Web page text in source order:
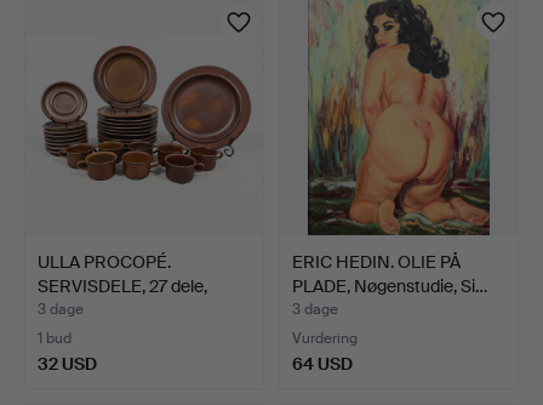
ULLA PROCOPÉ.
SERVISDELE, 27 dele,
Ruska, …
3 dage
1 bud
32 USD
ERIC HEDIN. OLIE PÅ
PLADE, Nøgenstudie, Si…
3 dage
Vurdering
64 USD